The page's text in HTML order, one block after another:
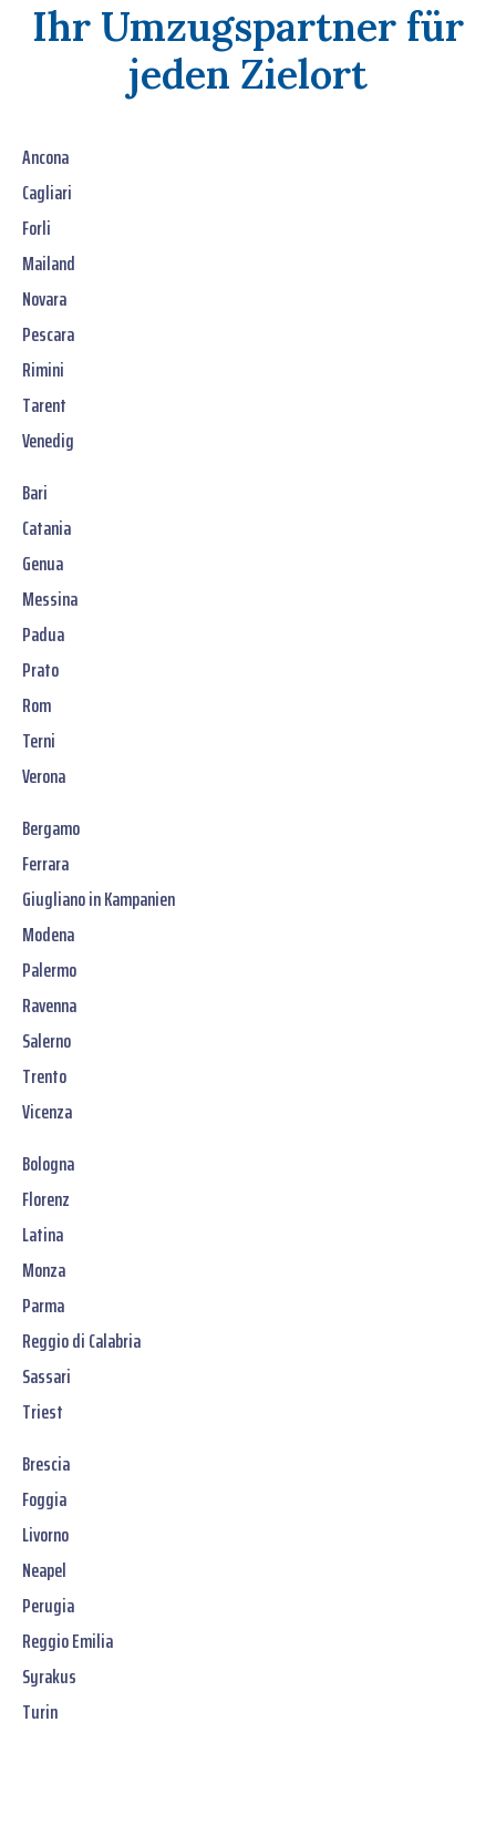
Ihr Umzugspartner für
jeden Zielort
Ancona
Cagliari
Forli
Mailand
Novara
Pescara
Rimini
Tarent
Venedig
Bari
Catania
Genua
Messina
Padua
Prato
Rom
Terni
Verona
Bergamo
Ferrara
Giugliano in Kampanien
Modena
Palermo
Ravenna
Salerno
Trento
Vicenza
Bologna
Florenz
Latina
Monza
Parma
Reggio di Calabria
Sassari
Triest
Brescia
Foggia
Livorno
Neapel
Perugia
Reggio Emilia
Syrakus
Turin